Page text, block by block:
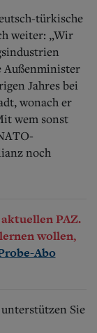
türkische
weiter: „Wir
Außenminister
Jahres bei
wonach er
wem sonst
noch
PAZ.
wollen,
Abo
Sie